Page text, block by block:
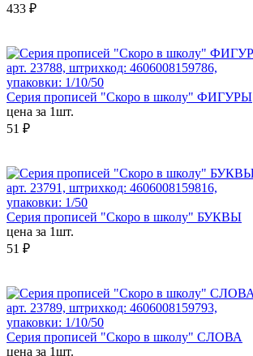
433 ₽
арт. 23788, штрихкод: 4606008159786,
упаковки: 1/10/50
Серия прописей "Скоро в школу" ФИГУРЫ
цена за 1шт.
51 ₽
арт. 23791, штрихкод: 4606008159816,
упаковки: 1/50
Серия прописей "Скоро в школу" БУКВЫ
цена за 1шт.
51 ₽
арт. 23789, штрихкод: 4606008159793,
упаковки: 1/10/50
Серия прописей "Скоро в школу" СЛОВА
цена за 1шт.